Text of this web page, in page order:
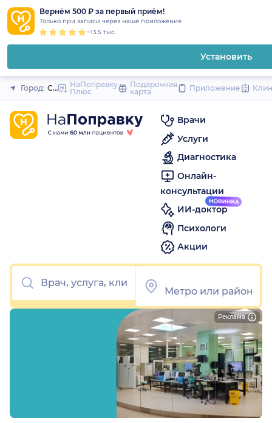
Вернём 500 ₽ за первый приём!
Только при записи через наше приложение
~13.5 тыс.
Установить
Закрыть
Город: Санкт-Петербург
НаПоправку
Плюс
Подарочная
карта
Приложение
Врачи
Услуги
Диагностика
Онлайн-
консультации
ИИ-доктор
Психологи
Акции
Реклама